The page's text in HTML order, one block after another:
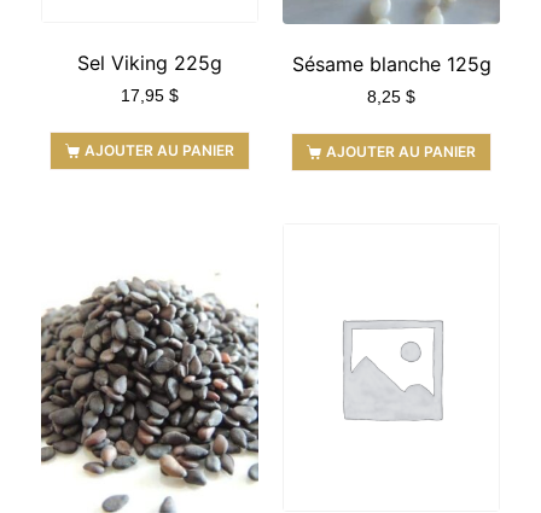
Sel Viking 225g
17,95 $
AJOUTER AU PANIER
Sésame blanche 125g
8,25 $
AJOUTER AU PANIER